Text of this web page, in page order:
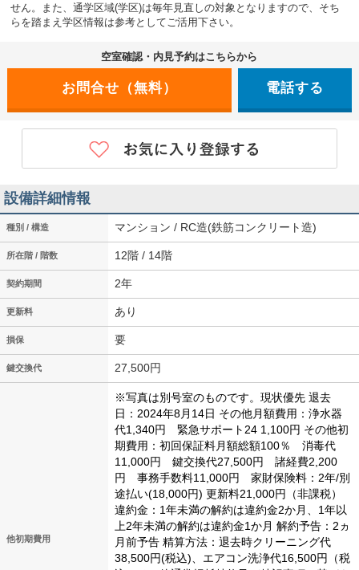
せん。また、通学区域(学区)は毎年見直しの対象となりますので、そち
らを踏まえ学区情報は参考としてご活用下さい。
空室確認・内見予約はこちらから
電話する
設備詳細情報
種別 / 構造 マンション / RC造(鉄筋コンクリート造)
所在階 / 階数 12階 / 14階
契約期間 2年
更新料 あり
損保 要
鍵交換代 27,500円
他初期費用
※写真は別号室のものです。現状優先 退去
日：2024年8月14日 その他月額費用：浄水器
代1,340円 緊急サポート24 1,100円 その他初
期費用：初回保証料月額総額100％ 消毒代
11,000円 鍵交換代27,500円 諸経費2,200
円 事務手数料11,000円 家財保険料：2年/別
途払い(18,000円) 更新料21,000円（非課税）
違約金：1年未満の解約は違約金2か月、1年以
上2年未満の解約は違約金1か月 解約予告：2ヵ
月前予告 精算方法：退去時クリーニング代
38,500円(税込)、エアコン洗浄代16,500円（税